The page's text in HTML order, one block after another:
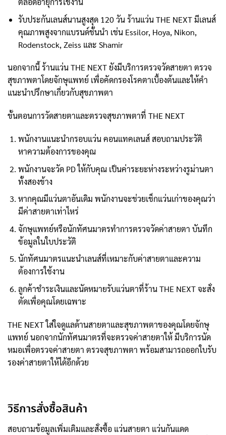
รับประกันเลนส์นานสูงสุด 120 วัน ร้านแว่น THE NEXT มีเลนส์
คุณภาพสูงจากแบรนด์ชั้นนำ เช่น Essilor, Hoya, Nikon,
Rodenstock, Zeiss และ Shamir
นอกจากนี้ ร้านแว่น THE NEXT ยังมีบริการตรวจวัดสายตา ตรวจ
สุขภาพตาโดยจักษุแพทย์ เพื่อคัดกรองโรคตาเบื้องต้นและให้คำ
แนะนำปรึกษาเกี่ยวกับสุขภาพตา
ขั้นตอนการวัดสายตาและตรวจสุขภาพตาที่ THE NEXT
พนักงานแนะนำกรอบแว่น คอนแทคเลนส์ สอบถามประวัติ
หาความต้องการของคุณ
พนักงานจะวัด PD ให้กับคุณ เป็นค่าระยะห่างระหว่างรูม่านตา
ทั้งสองข้าง
หากคุณมีแว่นตาอันเดิม พนักงานจะช่วยเช็กแว่นเก่าของคุณว่า
มีค่าสายตาเท่าไหร่
จักษุแพทย์หรือนักทัศนมาตรทำการตรวจวัดค่าสายตา บันทึก
ข้อมูลในใบประวัติ
นักทัศนมาตรแนะนำเลนส์ที่เหมาะกับค่าสายตาและความ
ต้องการใช้งาน
ลูกค้าชำระเงินและนัดหมายรับแว่นตาที่ร้าน THE NEXT จะสั่ง
ตัดเพื่อคุณโดยเฉพาะ
THE NEXT ใส่ใจดูแลด้านสายตาและสุขภาพตาของคุณโดยจักษุ
แพทย์ นอกจากนักทัศนมาตรที่จะตรวจค่าสายตาให้ มีบริการนัด
หมอเพื่อตรวจค่าสายตา ตรวจสุขภาพตา พร้อมสามารถออกใบรับ
รองค่าสายตาให้ได้อีกด้วย
วิธีการสั่งซื้อสินค้า
สอบถามข้อมูลเพิ่มเติมและสั่งซื้อ แว่นสายตา แว่นกันแดด